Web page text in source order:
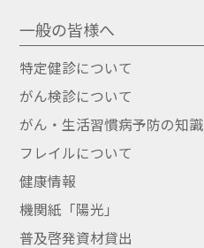
一般の皆様へ
特定健診について
がん検診について
がん・生活習慣病予防の知識
フレイルについて
健康情報
機関紙「陽光」
普及啓発資材貸出